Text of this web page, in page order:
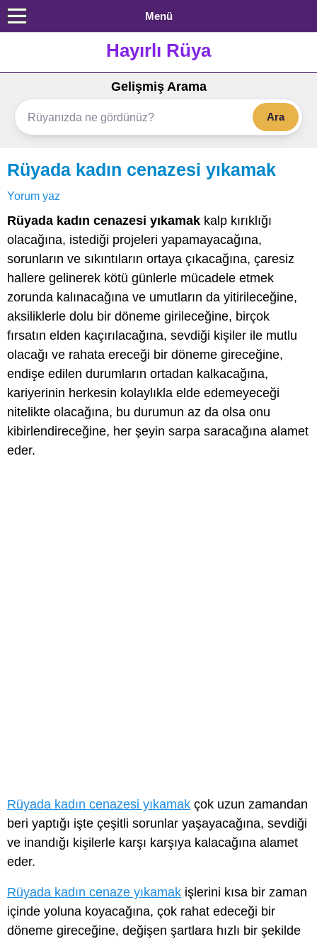
Menü
Hayırlı Rüya
Gelişmiş Arama
Ara
Rüyada kadın cenazesi yıkamak
Yorum yaz
Rüyada kadın cenazesi yıkamak kalp kırıklığı
olacağına, istediği projeleri yapamayacağına,
sorunların ve sıkıntıların ortaya çıkacağına, çaresiz
hallere gelinerek kötü günlerle mücadele etmek
zorunda kalınacağına ve umutların da yitirileceğine,
aksiliklerle dolu bir döneme girileceğine, birçok
fırsatın elden kaçırılacağına, sevdiği kişiler ile mutlu
olacağı ve rahata ereceği bir döneme gireceğine,
endişe edilen durumların ortadan kalkacağına,
kariyerinin herkesin kolaylıkla elde edemeyeceği
nitelikte olacağına, bu durumun az da olsa onu
kibirlendireceğine, her şeyin sarpa saracağına alamet
eder.
Rüyada kadın cenazesi yıkamak çok uzun zamandan
beri yaptığı işte çeşitli sorunlar yaşayacağına, sevdiği
ve inandığı kişilerle karşı karşıya kalacağına alamet
eder.
Rüyada kadın cenaze yıkamak işlerini kısa bir zaman
içinde yoluna koyacağına, çok rahat edeceği bir
döneme gireceğine, değişen şartlara hızlı bir şekilde